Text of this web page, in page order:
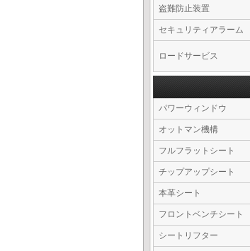
盗難防止装置
セキュリティアラーム
ロードサービス
パワーウィンドウ
オットマン機構
フルフラットシート
チップアップシート
本革シート
フロントベンチシート
シートリフター